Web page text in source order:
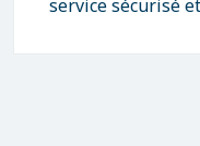
service sécurisé